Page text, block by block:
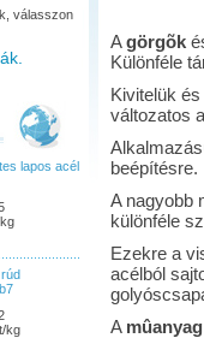
válasszon
lapos acél
kg
Agörgõk
Különféle
Kivitelük
változatos
beépítésre.
A nagyobb
különféle
Ezekre a
acélból
A mûanyag